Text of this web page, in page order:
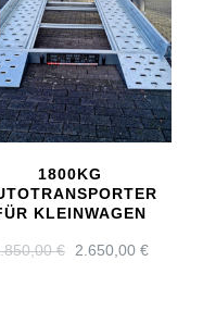
1800KG
KLEINWAGEN
€ 2.650,00 €